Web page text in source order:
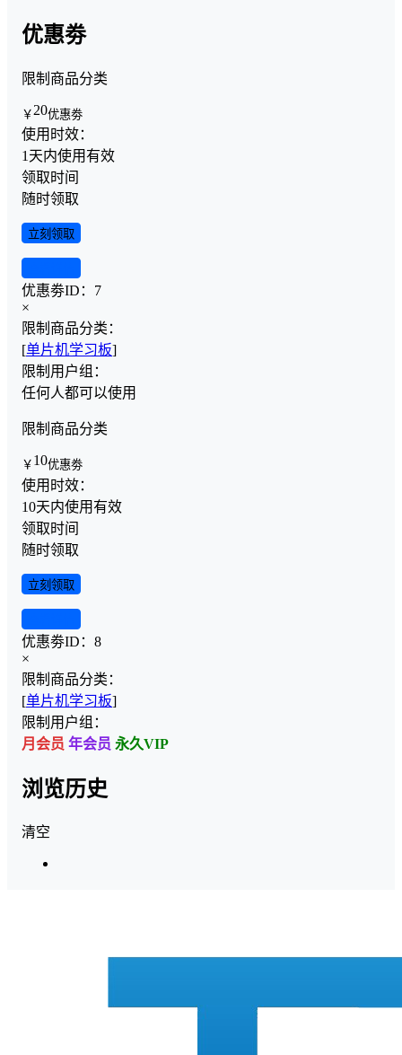
优惠劵
限制商品分类
￥ 20优惠劵
使用时效：
1天内使用有效
领取时间
随时领取
立刻领取
优惠劵ID： 7
×
限制商品分类：
[单片机学习板]
限制用户组：
任何人都可以使用
限制商品分类
￥ 10优惠劵
使用时效：
10天内使用有效
领取时间
随时领取
立刻领取
优惠劵ID： 8
×
限制商品分类：
[单片机学习板]
限制用户组：
月会员 年会员 永久VIP
浏览历史
清空